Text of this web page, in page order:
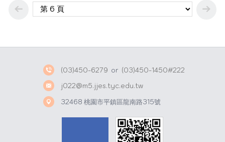
(03)450-6279 or (03)450-1450#222
j022@m5.jjes.tyc.edu.tw
32468 桃園市平鎮區龍南路315號